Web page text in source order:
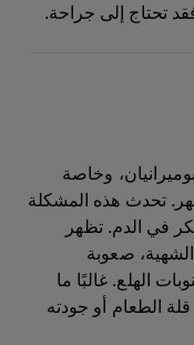
تحتاج إلى جراحة.
وخاصة
الصغيرة أو الجراء أقل من 3 أشهر. تحدث هذه المشكلة
في الدم. تظهر
صعوبة
الهلع. غالبًا ما
الطعام أو جودته